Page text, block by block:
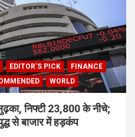
EDITOR'S PICK
FINANCE
WORLD
निफ्टी 23,800 के नीचे;
से बाजार में हड़कंप